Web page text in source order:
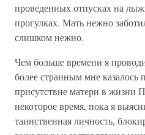
проведенных отпусках на
прогулках. Мать нежно
слишком нежно.
Чем больше времени я
более странным мне казалось
присутствие матери в жизни
некоторое время, пока я
таинственная личность,